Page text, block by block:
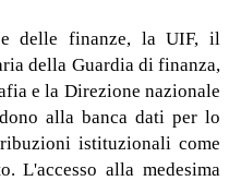
delle finanze, la UIF, il
della Guardia di finanza,
e la Direzione nazionale
alla banca dati per lo
istituzionali come
L'accesso alla medesima